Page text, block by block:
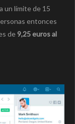
un límite de 15
entonces
de9,25 euros al